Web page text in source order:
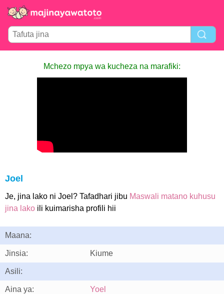
Mchezo mpya wa kucheza na marafiki:
Joel
Je, jina lako ni Joel? Tafadhari jibu Maswali matano kuhusu
jina lako ili kuimarisha profili hii
Maana:
Jinsia: Kiume
Asili:
Aina ya: Yoel